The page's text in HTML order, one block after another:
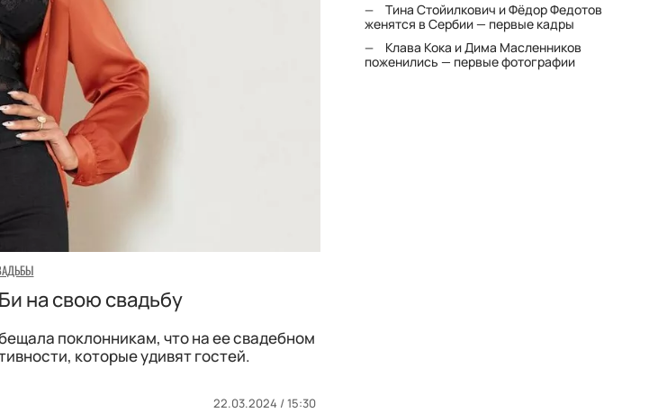
на свою свадьбу
поклонникам, что на ее свадебном
которые удивят гостей.
22.03.2024 / 15:30
Тина Стойилкович и Фёдор Федотов
женятся в Сербии — первые кадры
Клава Кока и Дима Масленников
поженились — первые фотографии